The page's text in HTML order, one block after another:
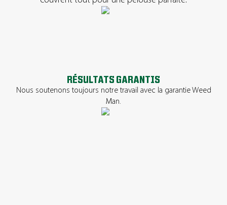
RÉSULTATS GARANTIS
Nous soutenons toujours notre travail avec la garantie Weed
Man.